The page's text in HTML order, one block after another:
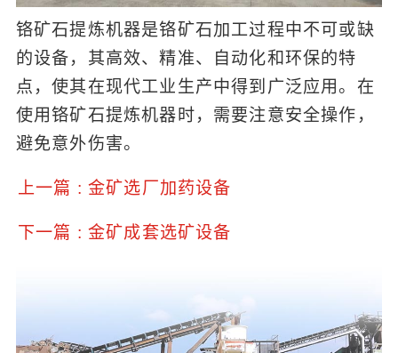
铬矿石提炼机器是铬矿石加工过程中不可或缺
的设备，其高效、精准、自动化和环保的特
点，使其在现代工业生产中得到广泛应用。在
使用铬矿石提炼机器时，需要注意安全操作，
避免意外伤害。
上一篇 : 金矿选厂加药设备
下一篇 : 金矿成套选矿设备